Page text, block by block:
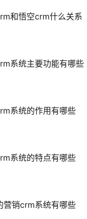
和悟空crm什么关系
系统主要功能有哪些
系统的作用有哪些
系统的特点有哪些
营销crm系统有哪些